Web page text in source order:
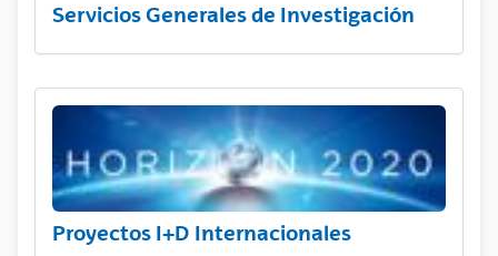
Servicios Generales de Investigación
Proyectos I+D Internacionales